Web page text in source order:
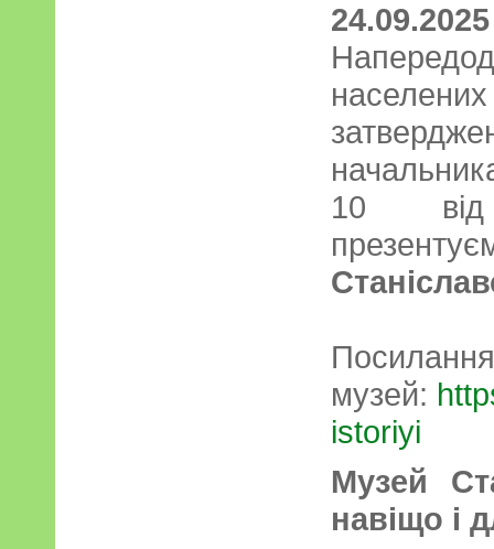
10 від
музей:
istoriyi
Музей
навіщо і